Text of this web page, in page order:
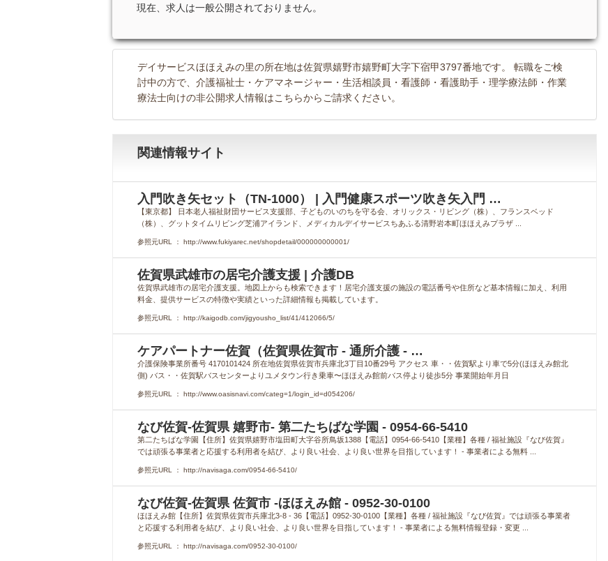
現在、求人は一般公開されておりません。
デイサービスほほえみの里の所在地は佐賀県嬉野市嬉野町大字下宿甲3797番地です。 転職をご検
討中の方で、介護福祉士・ケアマネージャー・生活相談員・看護師・看護助手・理学療法師・作業
療法士向けの非公開求人情報はこちらからご請求ください。
関連情報サイト
入門吹き矢セット（TN-1000） | 入門健康スポーツ吹き矢入門 …
【東京都】 日本老人福祉財団サービス支援部、子どものいのちを守る会、オリックス・リビング（株）、フランスベッド
（株）、グットタイムリビング芝浦アイランド、メディカルデイサービスちあふる清野岩本町ほほえみプラザ ...
参照元URL ： http://www.fukiyarec.net/shopdetail/000000000001/
佐賀県武雄市の居宅介護支援 | 介護DB
佐賀県武雄市の居宅介護支援。地図上からも検索できます！居宅介護支援の施設の電話番号や住所など基本情報に加え、利用
料金、提供サービスの特徴や実績といった詳細情報も掲載しています。
参照元URL ： http://kaigodb.com/jigyousho_list/41/412066/5/
ケアパートナー佐賀（佐賀県佐賀市 - 通所介護 - …
介護保険事業所番号 4170101424 所在地佐賀県佐賀市兵庫北3丁目10番29号 アクセス 車・・佐賀駅より車で5分(ほほえみ館北
側) バス・・佐賀駅バスセンターよりユメタウン行き乗車〜ほほえみ館前バス停より徒歩5分 事業開始年月日
参照元URL ： http://www.oasisnavi.com/categ=1/login_id=d054206/
なび佐賀-佐賀県 嬉野市- 第二たちばな学園 - 0954-66-5410
第二たちばな学園【住所】佐賀県嬉野市塩田町大字谷所鳥坂1388【電話】0954-66-5410【業種】各種 / 福祉施設『なび佐賀』
では頑張る事業者と応援する利用者を結び、より良い社会、より良い世界を目指しています！ - 事業者による無料 ...
参照元URL ： http://navisaga.com/0954-66-5410/
なび佐賀-佐賀県 佐賀市 -ほほえみ館 - 0952-30-0100
ほほえみ館【住所】佐賀県佐賀市兵庫北3-8 - 36【電話】0952-30-0100【業種】各種 / 福祉施設『なび佐賀』では頑張る事業者
と応援する利用者を結び、より良い社会、より良い世界を目指しています！ - 事業者による無料情報登録・変更 ...
参照元URL ： http://navisaga.com/0952-30-0100/